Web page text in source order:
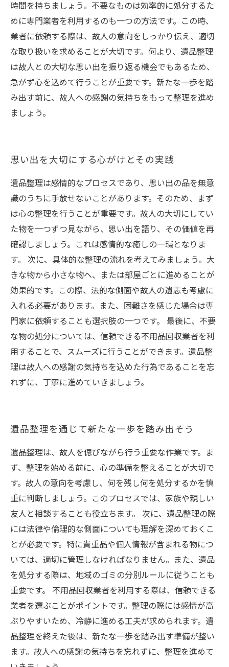
時間を持ちましょう。不要なものは効率的に処分するた
めに専門業者を利用するのも一つの方法です。この時、
業者に依頼する際は、故人の意向をしっかり伝え、適切
な取り扱いを求めることが大切です。何より、遺品整理
は故人との大切な思い出を振り返る機会でもあるため、
急がず心を込めて行うことが重要です。新たな一歩を踏
み出す前に、故人への感謝の気持ちをもって整理を進め
ましょう。
思い出を大切にする心がけとその実践
遺品整理は感情的なプロセスであり、思い出の品を無意
識のうちに手放せないことがあります。そのため、まず
は心の整理を行うことが重要です。故人の大切にしてい
た物を一つずつ見ながら、思い出を語り、その価値を再
確認しましょう。これは感情的な癒しの一環となりま
す。 次に、具体的な整理の流れを考えてみましょう。大
きな物から小さな物へ、または部屋ごとに進めることが
効果的です。この際、法的な側面や故人の遺志も考慮に
入れる必要があります。また、困難さを感じた場合は専
門家に依頼することも選択肢の一つです。 最後に、不要
な物の処分については、信頼できる不用品回収業者を利
用することで、スムーズに行うことができます。遺品整
理は故人への感謝の気持ちを込めた行為であることを忘
れずに、丁寧に進めていきましょう。
遺品整理を通じて新たな一歩を踏み出そう
遺品整理は、故人を偲びながら行う重要な作業です。ま
ず、整理を始める前に、心の準備を整えることが大切で
す。故人の意向を考慮し、何を残し何を処分するかを慎
重に判断しましょう。このプロセスでは、家族や親しい
友人と相談することも役立ちます。 次に、遺品整理の際
には法律や倫理的な側面についても理解を深めておくこ
とが必要です。特に貴重品や個人情報が含まれる物につ
いては、適切に管理しなければなりません。また、遺品
を処分する際は、地域のゴミの分別ルールに従うことも
重要です。 不用品回収業者を利用する際は、信頼できる
業者を選ぶことがポイントです。整理の際には感情が高
ぶりやすいため、冷静に進める工夫が求められます。遺
品整理を終えた後は、新たな一歩を踏み出す準備が整い
ます。故人への感謝の気持ちを忘れずに、整理を進めて